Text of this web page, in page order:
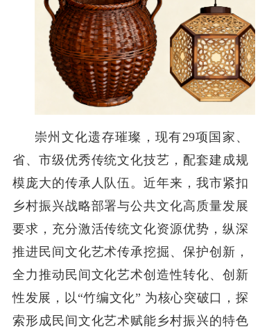
崇州文化遗存璀璨，现有29项国家、
省、市级优秀传统文化技艺，配套建成规
模庞大的传承人队伍。近年来，我市紧扣
乡村振兴战略部署与公共文化高质量发展
要求，充分激活传统文化资源优势，纵深
推进民间文化艺术传承挖掘、保护创新，
全力推动民间文化艺术创造性转化、创新
性发展，以“竹编文化” 为核心突破口，探
索形成民间文化艺术赋能乡村振兴的特色